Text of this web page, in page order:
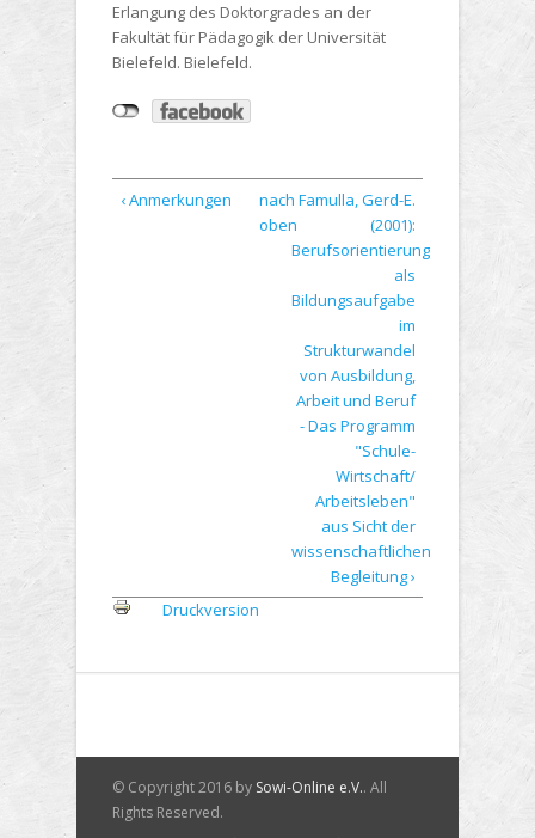
Erlangung des Doktorgrades an der
Fakultät für Pädagogik der Universität
Bielefeld. Bielefeld.
‹ Anmerkungen
nach
oben
Famulla, Gerd-E.
(2001):
Berufsorientierung
als
Bildungsaufgabe
im
Strukturwandel
von Ausbildung,
Arbeit und Beruf
- Das Programm
"Schule-
Wirtschaft/
Arbeitsleben"
aus Sicht der
wissenschaftlichen
Begleitung ›
Druckversion
© Copyright 2016 by Sowi-Online e.V.. All
Rights Reserved.